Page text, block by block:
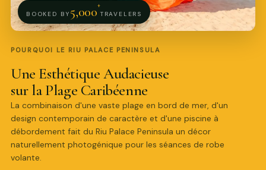
BOOKED BY 5,000+
TRAVELERS
POURQUOI LE RIU PALACE PENINSULA
Une Esthétique Audacieuse
sur la Plage Caribéenne
La combinaison d'une vaste plage en bord de mer, d'un
design contemporain de caractère et d'une piscine à
débordement fait du Riu Palace Peninsula un décor
naturellement photogénique pour les séances de robe
volante.